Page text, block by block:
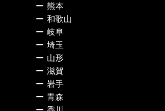
ー 熊本
ー 和歌山
ー 岐阜
ー 埼玉
ー 山形
ー 滋賀
ー 岩手
ー 青森